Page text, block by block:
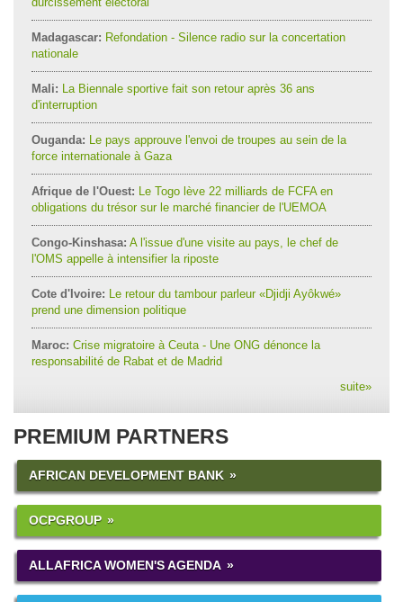
Madagascar: Refondation - Silence radio sur la concertation
nationale
Mali: La Biennale sportive fait son retour après 36 ans
d'interruption
Ouganda: Le pays approuve l'envoi de troupes au sein de la
force internationale à Gaza
Afrique de l'Ouest: Le Togo lève 22 milliards de FCFA en
obligations du trésor sur le marché financier de l'UEMOA
Congo-Kinshasa: A l'issue d'une visite au pays, le chef de
l'OMS appelle à intensifier la riposte
Cote d'Ivoire: Le retour du tambour parleur «Djidji Ayôkwé»
prend une dimension politique
Maroc: Crise migratoire à Ceuta - Une ONG dénonce la
responsabilité de Rabat et de Madrid
suite»
PREMIUM PARTNERS
AFRICAN DEVELOPMENT BANK
OCPGROUP
ALLAFRICA WOMEN'S AGENDA